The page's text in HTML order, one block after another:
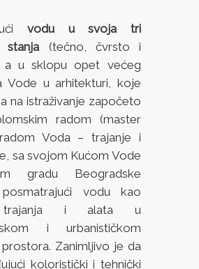
vodu u svoja tri
stanja (tečno, čvrsto i
a u sklopu opet većeg
Vode u arhitekturi, koje
na istraživanje započeto
radom (master
Voda – trajanje i
sa svojom Kućom Vode
gradu Beogradske
vodu kao
trajanja i alata u
i urbanističkom
Zanimljivo je da
koloristički i tehnički